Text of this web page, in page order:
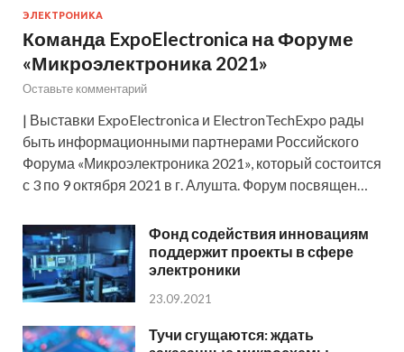
ЭЛЕКТРОНИКА
Команда ExpoElectronica на Форуме
«Микроэлектроника 2021»
Оставьте комментарий
| Выставки ExpoElectronica и ElectronTechExpo рады
быть информационными партнерами Российского
Форума «Микроэлектроника 2021», который состоится
с 3 по 9 октября 2021 в г. Алушта. Форум посвящен…
Фонд содействия инновациям
поддержит проекты в сфере
электроники
23.09.2021
Тучи сгущаются: ждать